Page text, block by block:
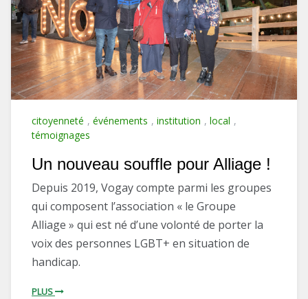
citoyenneté , événements , institution , local ,
témoignages
Un nouveau souffle pour Alliage !
Depuis 2019, Vogay compte parmi les groupes
qui composent l’association « le Groupe
Alliage » qui est né d’une volonté de porter la
voix des personnes LGBT+ en situation de
handicap.
PLUS